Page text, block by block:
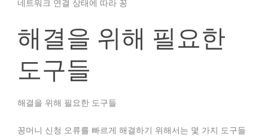
네트워크 연결 상태에 따라 꽁
해결을 위해 필요한
도구들
해결을 위해 필요한 도구들
꽁머니 신청 오류를 빠르게 해결하기 위해서는 몇 가지 도구들